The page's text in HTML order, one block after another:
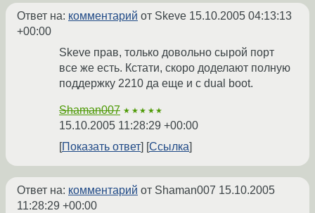
Ответ на: комментарий от Skeve 15.10.2005 04:13:13
+00:00
Skeve прав, только довольно сырой порт
все же есть. Кстати, скоро доделают полную
поддержку 2210 да еще и с dual boot.
Shaman007 ★★★★★
15.10.2005 11:28:29 +00:00
Показать ответ
Ссылка
Ответ на: комментарий от Shaman007 15.10.2005
11:28:29 +00:00